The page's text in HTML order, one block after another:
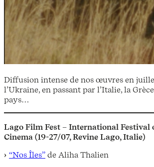
Diffusion intense de nos œuvres en
l’Ukraine, en passant par l’Italie, la
pays…
Lago Film Fest – International Festival
Cinema (19-27/07, Revine Lago, Italie)
“Nos Îles” de Aliha Thalien